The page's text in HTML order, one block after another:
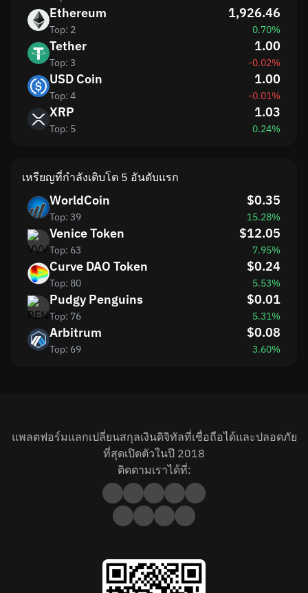
Ethereum
Top: 2
1,926.46
0.70%
Tether
Top: 3
1.00
-0.02%
USD Coin
Top: 4
1.00
-0.01%
XRP
Top: 5
1.03
0.24%
เหรียญที่กำลังเติบโต 5 อันดับแรก
WorldCoin
Top: 39
$0.35
15.28%
Venice Token
Top: 63
$12.05
7.95%
Curve DAO Token
Top: 80
$0.24
5.53%
Pudgy Penguins
Top: 76
$0.01
5.31%
Arbitrum
Top: 69
$0.08
3.60%
แพลตฟอร์มแลกเปลี่ยนสกุลเงินดิจิทัลที่เชื่อถือได้และปลอดภัย
ที่สุดเปิดตัวในปี 2018
ติดตามเราได้ที่: